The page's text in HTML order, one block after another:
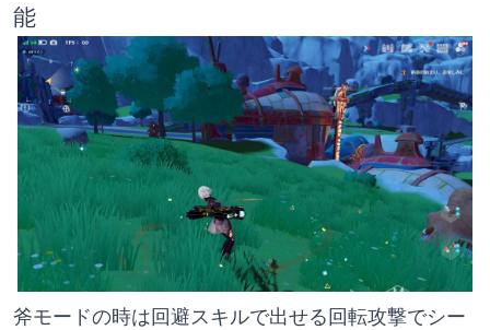
能
斧モードの時は回避スキルで出せる回転攻撃でシー